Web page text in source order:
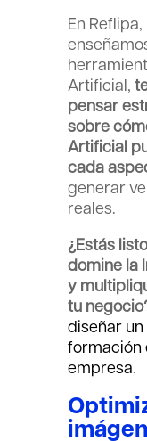
En
Artificial,
pensar
sobre
Artificial
cada
generar
reales.
¿Estás
domine la
y
tu
diseñar
formación
empresa.